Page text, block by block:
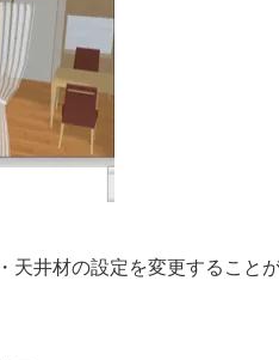
天井材の設定を変更すること